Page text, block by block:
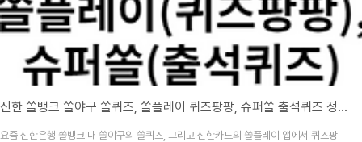
신한 쏠뱅크 쏠야구 쏠퀴즈, 쏠플레이 퀴즈팡팡, 슈퍼쏠 출석퀴즈 정답 4월 2일
요즘 신한은행 쏠뱅크 내 쏠야구의 쏠퀴즈, 그리고 신한카드의 쏠플레이 앱에서 퀴즈팡